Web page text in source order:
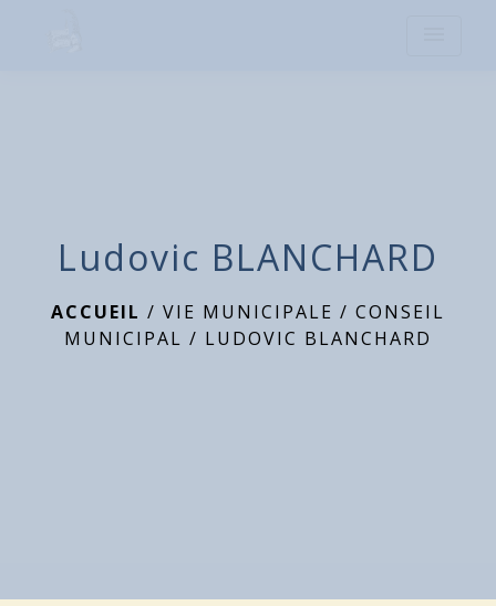
Ludovic BLANCHARD
ACCUEIL / VIE MUNICIPALE / CONSEIL
MUNICIPAL / LUDOVIC BLANCHARD